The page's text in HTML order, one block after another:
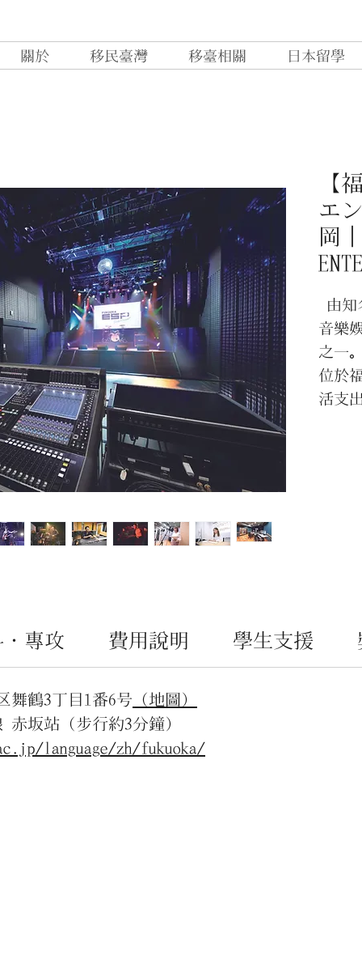
關於 移民臺灣 移臺相關 日本留學
【
エ
岡
由知
音樂
之一
位於
活支
專攻 費用說明 學生支援
舞鶴3丁目1番6号 （地圖）
坂站（步行約3分鐘）
language/zh/fukuoka/